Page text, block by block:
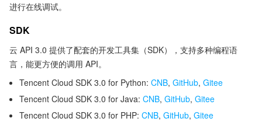
进行在线调试。
SDK
云 API 3.0 提供了配套的开发工具集（SDK），支持多种编程语
言，能更方便的调用 API。
Tencent Cloud SDK 3.0 for Python: CNB, GitHub, Gitee
Tencent Cloud SDK 3.0 for Java: CNB, GitHub, Gitee
Tencent Cloud SDK 3.0 for PHP: CNB, GitHub, Gitee